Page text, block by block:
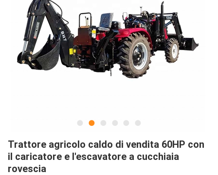
Trattore agricolo caldo di vendita 60HP con
il caricatore e l'escavatore a cucchiaia
rovescia